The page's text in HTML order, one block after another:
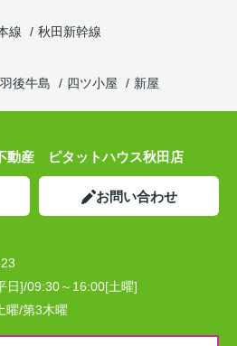
線
秋田新幹線
羽後牛島 四ツ小屋 新屋
動産 ピタットハウス秋田店
お問い合わせ
日]/09:30～16:00[土曜]
曜/第3木曜